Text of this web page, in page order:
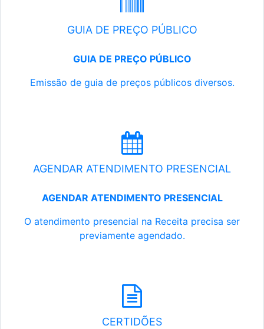
GUIA DE PREÇO PÚBLICO
GUIA DE PREÇO PÚBLICO
Emissão de guia de preços públicos diversos.
AGENDAR ATENDIMENTO PRESENCIAL
AGENDAR ATENDIMENTO PRESENCIAL
O atendimento presencial na Receita precisa ser
previamente agendado.
CERTIDÕES